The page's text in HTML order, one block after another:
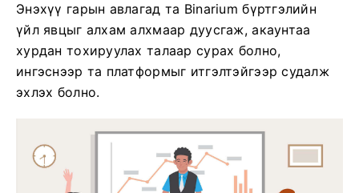
Энэхүү гарын авлагад та Binarium бүртгэлийн
үйл явцыг алхам алхмаар дуусгаж, акаунтаа
хурдан тохируулах талаар сурах болно,
ингэснээр та платформыг итгэлтэйгээр судалж
эхлэх болно.